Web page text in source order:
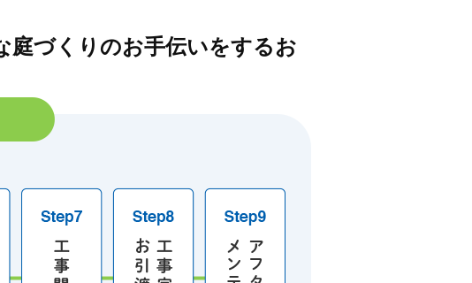
庭づくりのお手伝いをするお